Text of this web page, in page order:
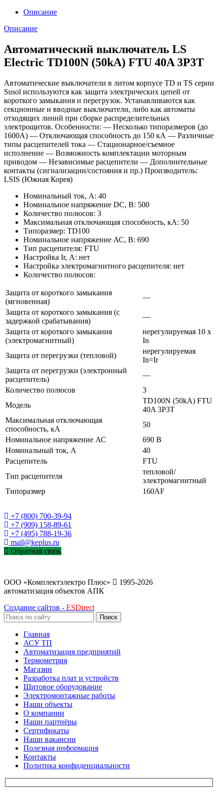
Описание
Описание
Автоматический выключатель LS
Electric TD100N (50kA) FTU 40A 3P3T
Автоматические выключатели в литом корпусе TD и TS серии
Susol используются как защита электрических цепей от
короткого замыкания и перегрузок. Устанавливаются как
секционные и вводные выключатели, либо как автоматы
отходящих линий при сборке распределительных
электрощитов. Особенности: — Несколько типоразмеров (до
1600А) — Отключающая способность до 150 кА — Различные
типы расцепителей тока — Стационарное/съемное
исполнение — Возможность комплектации моторным
приводом — Независимые расцепители — Дополнительные
контакты (сигнализации/состояния и пр.) Производитель:
LSIS (Южная Корея)
Номинальный ток, А: 40
Номинальное напряжение DC, В: 500
Количество полюсов: 3
Максимальная отключающая способность, кА: 50
Типоразмер: TD100
Номинальное напряжение АС, В: 690
Тип расцепителя: FTU
Настройка Ir, А: нет
Настройка электромагнитного расцепителя: нет
Количество полюсов:
Защита от короткого замыкания
(мгновенная)
—
Защита от короткого замыкания (с
задержкой срабатывания)
—
Защита от короткого замыкания
(электромагнитный)
нерегулируемая 10 х
In
Защита от перегрузки (тепловой)
нерегулируемая
In=Ir
Защита от перегрузки (электронный
расцепитель)
—
Количество полюсов
3
Модель
TD100N (50kA) FTU
40A 3P3T
Максимальная отключающая
способность, кА
50
Номинальное напряжение АС
690 В
Номинальный ток, А
40
Расцепитель
FTU
Тип расцепителя
тепловой/
электромагнитный
Типоразмер
160AF
+7 (800) 700-39-94
+7 (909) 158-89-61
+7 (495) 788-19-36
mail@keplus.ru
Обратная связь
ООО «Комплектэлектро Плюс»
1995-2026
автоматизация объектов АПК
Создание сайтов - ESDirect
Поиск
Главная
АСУ ТП
Автоматизация предприятий
Термометрия
Магазин
Разработка плат и устройств
Щитовое оборудование
Электромонтажные работы
Наши объекты
О компании
Наши партнёры
Сертификаты
Наши вакансии
Полезная информация
Контакты
Политика конфиденциальности